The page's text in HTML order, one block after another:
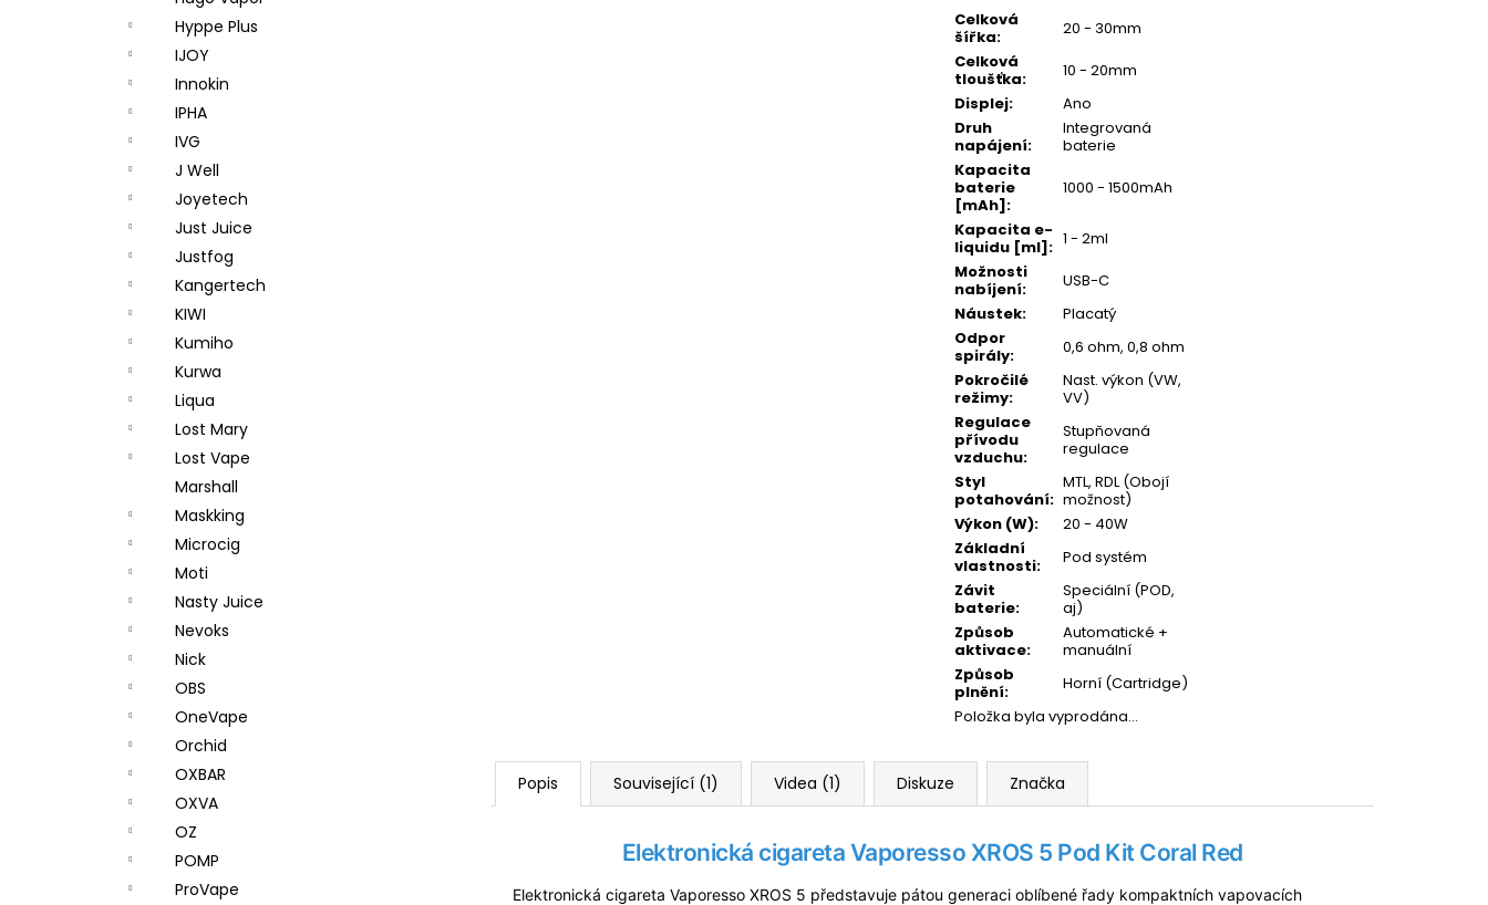
Hyppe Plus
IJOY
Innokin
IPHA
IVG
J Well
Joyetech
Just Juice
Justfog
Kangertech
KIWI
Kumiho
Kurwa
Liqua
Lost Mary
Lost Vape
Marshall
Maskking
Microcig
Moti
Nasty Juice
Nevoks
Nick
OBS
OneVape
Orchid
OXBAR
OXVA
OZ
POMP
ProVape
Celková
šířka:
20 - 30mm
Celková
tloušťka:
10 - 20mm
Displej:
Ano
Druh
napájení:
Integrovaná
baterie
Kapacita
baterie
[mAh]:
1000 - 1500mAh
Kapacita e-
liquidu [ml]: 1 - 2ml
Možnosti
nabíjení:
USB-C
Náustek:
Placatý
Odpor
spirály:
0,6 ohm, 0,8 ohm
Pokročilé
režimy:
Nast. výkon (VW,
VV)
Regulace
přívodu
vzduchu:
Stupňovaná
regulace
Styl
potahování:
MTL, RDL (Obojí
možnost)
Výkon (W):
20 - 40W
Základní
vlastnosti:
Pod systém
Závit
baterie:
Speciální (POD,
aj)
Způsob
aktivace:
Automatické +
manuální
Způsob
plnění:
Horní (Cartridge)
Položka byla vyprodána…
Popis Související (1) Videa (1) Diskuze Značka
Elektronická cigareta Vaporesso XROS 5 Pod Kit Coral Red
Elektronická cigareta Vaporesso XROS 5 představuje pátou generaci oblíbené řady kompaktních vapovacích